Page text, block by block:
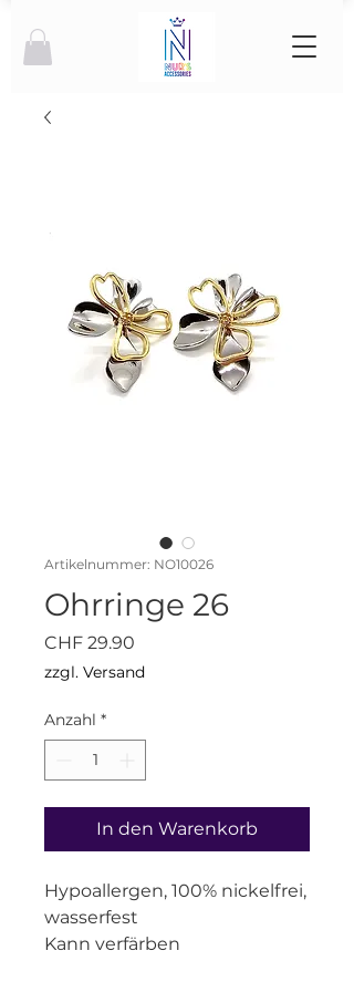
Artikelnummer: NO10026
Ohrringe 26
CHF 29.90
zzgl. Versand
Anzahl *
In den Warenkorb
Hypoallergen, 100% nickelfrei,
wasserfest
Kann verfärben